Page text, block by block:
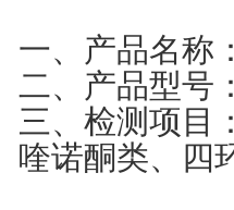
一、产品名称
二、产品型号
三、检测项目
喹诺酮类、四